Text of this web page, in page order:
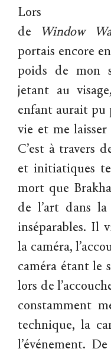
Lors
de
Window
portais encore
poids de mon
jetant au
enfant aurait pu
vie et me
C’est à travers
et initiatiques
mort que
de l’art dans
inséparables. Il
la caméra,
caméra étant le
lors de
constamment
technique, la
l’événement.